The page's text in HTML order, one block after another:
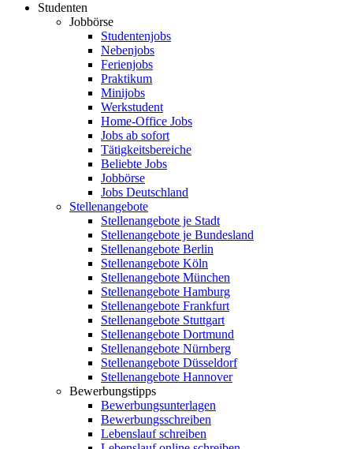
Studenten
Jobbörse
Studentenjobs
Nebenjobs
Ferienjobs
Praktikum
Minijobs
Werkstudent
Home-Office Jobs
Jobs ab sofort
Tätigkeitsbereiche
Beliebte Jobs
Jobbörse
Jobs Deutschland
Stellenangebote
Stellenangebote je Stadt
Stellenangebote je Bundesland
Stellenangebote Berlin
Stellenangebote Köln
Stellenangebote München
Stellenangebote Hamburg
Stellenangebote Frankfurt
Stellenangebote Stuttgart
Stellenangebote Dortmund
Stellenangebote Nürnberg
Stellenangebote Düsseldorf
Stellenangebote Hannover
Bewerbungstipps
Bewerbungsunterlagen
Bewerbungsschreiben
Lebenslauf schreiben